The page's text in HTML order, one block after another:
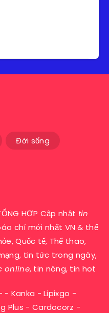
Đời sống
HỢP Cập nhật tin
chí mới nhất VN & thế
Quốc tế, Thể thao,
tin tức trong ngày,
online, tin nóng, tin hot
- Kanka -Lipixgo -
Plus - Cardocorz -